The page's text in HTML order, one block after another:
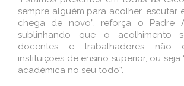
sempre alguém para acolher, escutar
chega de novo”, reforça o Padre
sublinhando que o acolhimento
docentes e trabalhadores não
instituições de ensino superior, ou
académica no seu todo”.